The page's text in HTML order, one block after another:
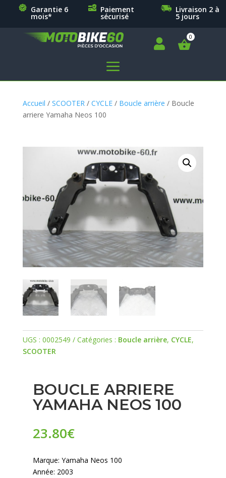
Garantie 6
mois*
Paiement
sécurisé
Livraison 2 à
5 jours

a
Accueil / SCOOTER / CYCLE/ Boucle arrière / Boucle
arriere Yamaha Neos 100
UGS : 0002549 Catégories : Boucle arrière, CYCLE,
SCOOTER
BOUCLE ARRIERE
YAMAHA NEOS 100
23.80€
Marque: Yamaha Neos 100
Année: 2003